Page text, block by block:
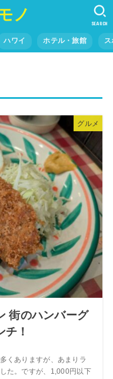
ノ
ハワイ ホテル・旅館
SEARCH
グルメ
街のハンバーグ
！
くありますが、あまりラ
た。ですが、1,000円以下